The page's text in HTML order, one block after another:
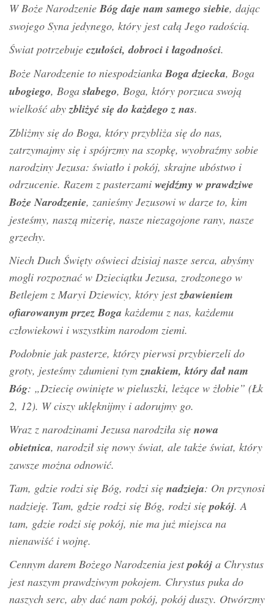
W Boże NarodzenieBóg daje nam samego siebie, dając
swojego Syna jedynego, który jest całą Jego radością.
Świat potrzebuje czułości, dobroci i łagodności.
Boże Narodzenie to niespodziankaBoga dziecka, Boga
ubogiego, Bogasłabego, Boga, który porzuca swoją
wielkość abyzbliżyć się do każdego z nas.
Zbliżmy się do Boga, który przybliża się do nas,
zatrzymajmy się i spójrzmy na szopkę, wyobraźmy sobie
narodziny Jezusa: światło i pokój, skrajne ubóstwo i
odrzucenie. Razem z pasterzami wejdźmy w prawdziwe
Boże Narodzenie, zanieśmy Jezusowi w darze to, kim
jesteśmy, naszą mizerię, nasze niezagojone rany, nasze
grzechy.
Niech Duch Święty oświeci dzisiaj nasze serca, abyśmy
mogli rozpoznać w Dzieciątku Jezusa, zrodzonego w
Betlejem z Maryi Dziewicy, który jestzbawieniem
ofiarowanym przez Boga każdemu z nas, każdemu
człowiekowi i wszystkim narodom ziemi.
Podobnie jak pasterze, którzy pierwsi przybierzeli do
groty, jesteśmy zdumieni tymznakiem, który dał nam
Bóg: „Dziecię owinięte w pieluszki, leżące w żłobie” (Łk
2, 12). W ciszy uklęknijmy i adorujmy go.
Wraz z narodzinami Jezusa narodziła się nowa
obietnica, narodził się nowy świat, ale także świat, który
zawsze można odnowić.
Tam, gdzie rodzi się Bóg, rodzi się nadzieja: On przynosi
nadzieję. Tam, gdzie rodzi się Bóg, rodzi siępokój. A
tam, gdzie rodzi się pokój, nie ma już miejsca na
nienawiść i wojnę.
Cennym darem Bożego Narodzenia jestpokój a Chrystus
jest naszym prawdziwym pokojem. Chrystus puka do
naszych serc, aby dać nam pokój, pokój duszy. Otwórzmy